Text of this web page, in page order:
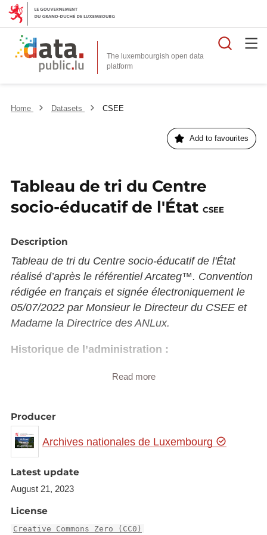
The luxembourgish open data
platform
Home Datasets CSEE
Add to favourites
Tableau de tri du Centre
socio-éducatif de l'État CSEE
Description
Tableau de tri du Centre socio-éducatif de l'État
réalisé d’après le référentiel Arcateg™. Convention
rédigée en français et signée électroniquement le
05/07/2022 par Monsieur le Directeur du CSEE et
Madame la Directrice des ANLux.
Historique de l’administration :
La prise en charge et le traitement judiciaire des
plusieurs siècles. En effet, on retrouve une
différenciation juridique des peines selon l’âge du
Le code pénal de 1791 dans son titre V introduit «
l’influence de l’âge des condamnés sur la nature et
seize ans ou moins. Le Code pénal de Napoléon
de 1810 reprend cette différenciation des peines
Read more
Producer
Archives nationales de Luxembourg
Latest update
August 21, 2023
License
Creative Commons Zero (CC0)